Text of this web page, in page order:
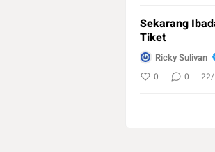
Sekarang
Tiket
Ricky Sulivan
0 0